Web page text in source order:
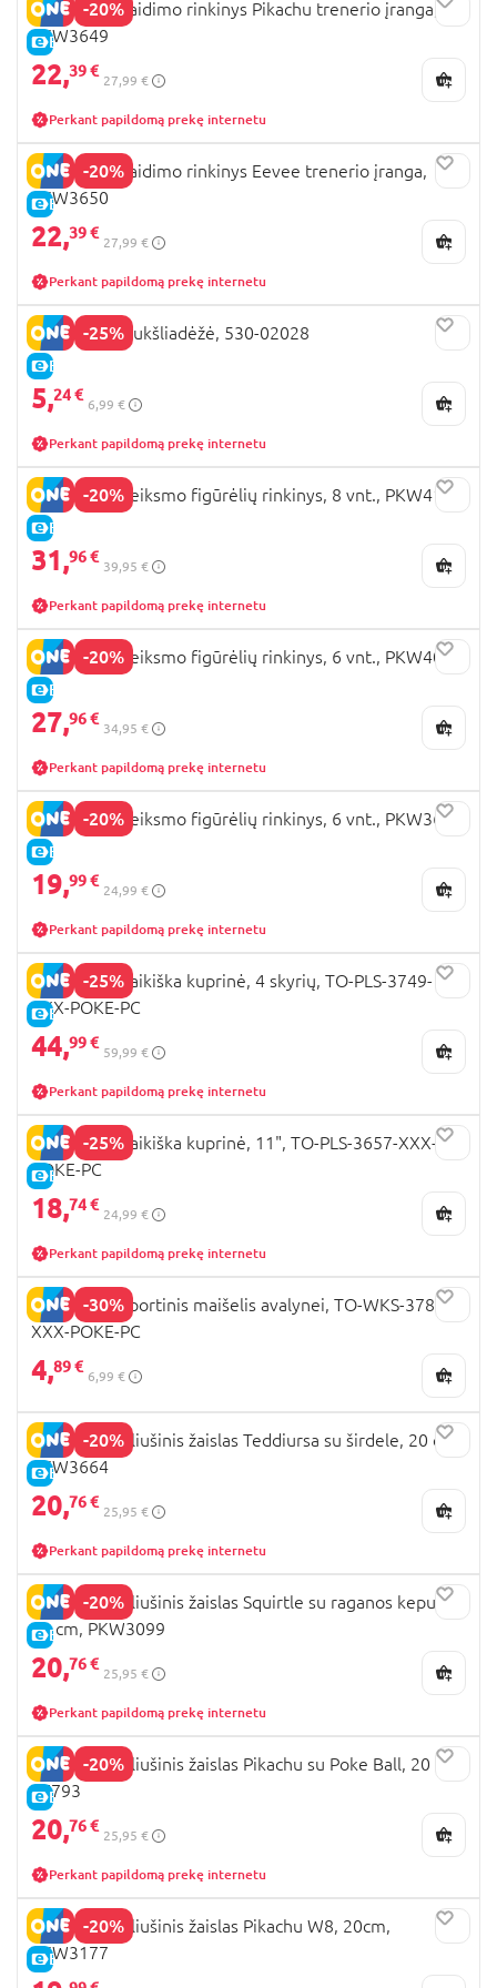
-20%
E-KAINA
POKEMON žaidimo rinkinys Pikachu trenerio įranga,
PKW3649
22,39 €
27,99 €
Perkant papildomą prekę internetu
-20%
E-KAINA
POKEMON žaidimo rinkinys Eevee trenerio įranga,
PKW3650
22,39 €
27,99 €
Perkant papildomą prekę internetu
-25%
E-KAINA
POKEMON šiukšliadėžė, 530-02028
5,24 €
6,99 €
Perkant papildomą prekę internetu
-20%
E-KAINA
POKEMON veiksmo figūrėlių rinkinys, 8 vnt., PKW4100
31,96 €
39,95 €
Perkant papildomą prekę internetu
-20%
E-KAINA
POKEMON veiksmo figūrėlių rinkinys, 6 vnt., PKW4099
27,96 €
34,95 €
Perkant papildomą prekę internetu
-20%
E-KAINA
POKEMON veiksmo figūrėlių rinkinys, 6 vnt., PKW3613
19,99 €
24,99 €
Perkant papildomą prekę internetu
-25%
E-KAINA
POKEMON vaikiška kuprinė, 4 skyrių, TO-PLS-3749-
XXX-POKE-PC
44,99 €
59,99 €
Perkant papildomą prekę internetu
-25%
E-KAINA
POKEMON vaikiška kuprinė, 11", TO-PLS-3657-XXX-
POKE-PC
18,74 €
24,99 €
Perkant papildomą prekę internetu
-30%
POKEMON sportinis maišelis avalynei, TO-WKS-3787-
XXX-POKE-PC
4,89 €
6,99 €
-20%
E-KAINA
POKEMON pliušinis žaislas Teddiursa su širdele, 20 cm,
PKW3664
20,76 €
25,95 €
Perkant papildomą prekę internetu
-20%
E-KAINA
POKEMON pliušinis žaislas Squirtle su raganos kepure,
20 cm, PKW3099
20,76 €
25,95 €
Perkant papildomą prekę internetu
-20%
E-KAINA
POKEMON pliušinis žaislas Pikachu su Poke Ball, 20 cm,
97793
20,76 €
25,95 €
Perkant papildomą prekę internetu
-20%
E-KAINA
POKEMON pliušinis žaislas Pikachu W8, 20cm,
PKW3177